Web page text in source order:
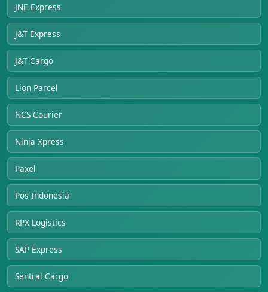
JNE Express
J&T Express
J&T Cargo
Lion Parcel
NCS Courier
Ninja Xpress
Paxel
Pos Indonesia
RPX Logistics
SAP Express
Sentral Cargo